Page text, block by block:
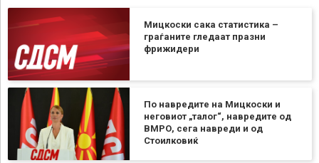
Мицкоски сака статистика –
граѓаните гледаат празни
фрижидери
По навредите на Мицкоски и
неговиот „талог“, навредите од
ВМРО, сега навреди и од
Стоилковиќ